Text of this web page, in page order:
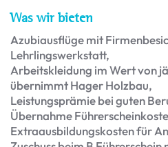
Was wir bieten
Azubiausflüge mit
Lehrlingswerkstatt,
Arbeitskleidung im Wert von
übernimmt Hager Holzbau,
Leistungsprämie bei guten
Übernahme
Extraausbildungskosten für